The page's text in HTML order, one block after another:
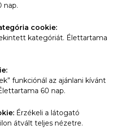
nap.
cookie:
kategóriát. Élettartama
funkciónál az ajánlani kívánt
60 nap.
Érzékeli a látogató
átvált teljes nézetre.